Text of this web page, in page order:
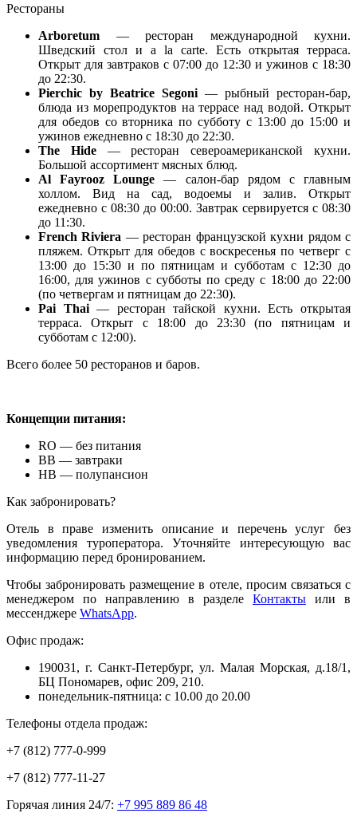
Рестораны
Arboretum — ресторан международной кухни.
Шведский стол и a la carte. Есть открытая терраса.
Открыт для завтраков с 07:00 до 12:30 и ужинов с 18:30
до 22:30.
Pierchic by Beatrice Segoni — рыбный ресторан-бар,
блюда из морепродуктов на террасе над водой. Открыт
для обедов со вторника по субботу с 13:00 до 15:00 и
ужинов ежедневно с 18:30 до 22:30.
The Hide— ресторан североамериканской кухни.
Большой ассортимент мясных блюд.
Al Fayrooz Lounge — салон-бар рядом с главным
холлом. Вид на сад, водоемы и залив. Открыт
ежедневно с 08:30 до 00:00. Завтрак сервируется с 08:30
до 11:30.
French Riviera — ресторан французской кухни рядом с
пляжем. Открыт для обедов с воскресенья по четверг с
13:00 до 15:30 и по пятницам и субботам с 12:30 до
16:00, для ужинов с субботы по среду с 18:00 до 22:00
(по четвергам и пятницам до 22:30).
Pai Thai— ресторан тайской кухни. Есть открытая
терраса. Открыт с 18:00 до 23:30 (по пятницам и
субботам с 12:00).
Всего более 50 ресторанов и баров.
Концепции питания:
RO — без питания
BB — завтраки
HB — полупансион
Как забронировать?
Отель в праве изменить описание и перечень услуг без
уведомления туроператора. Уточняйте интересующую вас
информацию перед бронированием.
Чтобы забронировать размещение в отеле, просим связаться с
менеджером по направлению в разделе Контакты или в
мессенджере WhatsApp.
Офис продаж:
190031, г. Санкт-Петербург, ул. Малая Морская, д.18/1,
БЦ Пономарев, офис 209, 210.
понедельник-пятница: с 10.00 до 20.00
Телефоны отдела продаж:
+7 (812) 777-0-999
+7 (812) 777-11-27
Горячая линия 24/7: +7 995 889 86 48